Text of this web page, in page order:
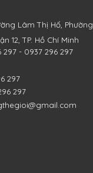
Lâm Thị Hố, Phường
12, TP. Hồ Chí Minh
- 0937 296 297
297
297